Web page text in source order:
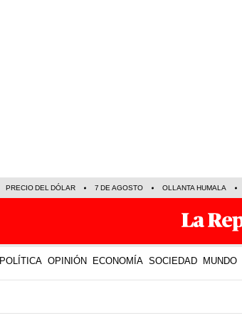
PRECIO DEL DÓLAR 7 DE AGOSTO OLLANTA HUMALA
POLÍTICA OPINIÓN ECONOMÍA SOCIEDAD MUNDO